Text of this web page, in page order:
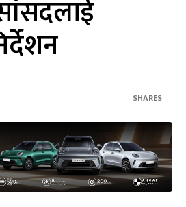
SHARES